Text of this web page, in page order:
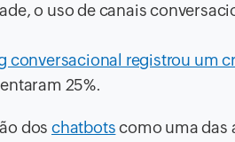
o uso de canais
conversacional registrou um
25%.
doschatbotscomo uma das